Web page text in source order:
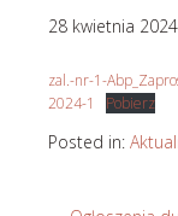
28 kwietnia 2024
zal.-nr-1-
2024-1
Pobierz
Posted in: